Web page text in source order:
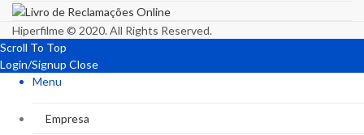
Hiperfilme © 2020. All Rights Reserved.
Scroll To Top
Login/Signup Close
Menu
Empresa